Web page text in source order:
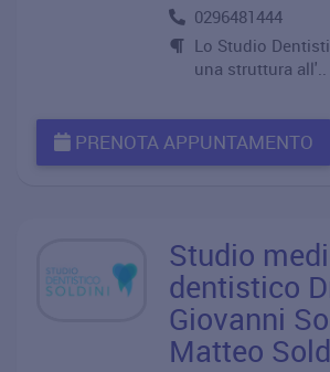
0296481444
Lo Studio
una struttura all'..
PRENOTA APPUNTAMENTO
Studio
dentistico
Giovanni
Matteo